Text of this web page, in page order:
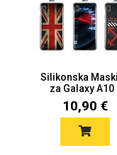
Silikonska
za Galaxy A10
Šareni moti...
10,90 €